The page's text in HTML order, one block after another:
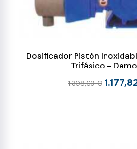
Dosificador Pistón
Trifásico -
1.308,69 €